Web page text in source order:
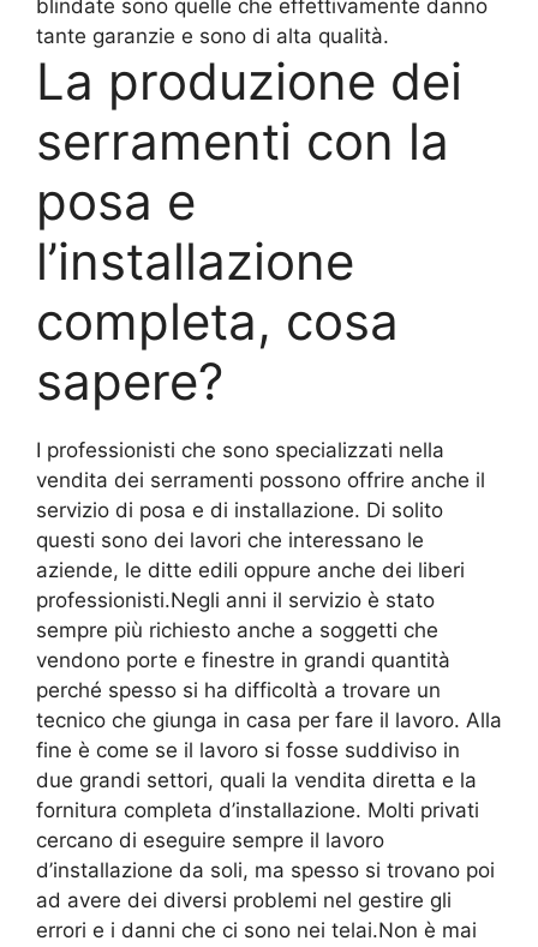
blindate sono quelle che effettivamente danno
tante garanzie e sono di alta qualità.
La produzione dei
serramenti con la
posa e
l’installazione
completa, cosa
sapere?
I professionisti che sono specializzati nella
vendita dei serramenti possono offrire anche il
servizio di posa e di installazione. Di solito
questi sono dei lavori che interessano le
aziende, le ditte edili oppure anche dei liberi
professionisti.Negli anni il servizio è stato
sempre più richiesto anche a soggetti che
vendono porte e finestre in grandi quantità
perché spesso si ha difficoltà a trovare un
tecnico che giunga in casa per fare il lavoro. Alla
fine è come se il lavoro si fosse suddiviso in
due grandi settori, quali la vendita diretta e la
fornitura completa d’installazione. Molti privati
cercano di eseguire sempre il lavoro
d’installazione da soli, ma spesso si trovano poi
ad avere dei diversi problemi nel gestire gli
errori e i danni che ci sono nei telai.Non è mai